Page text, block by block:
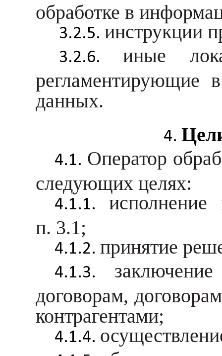
обработке в
инструкции
иные
регламентирующие
данных.
Оператор
следующих целях:
п. 3.1;
принятие
договорам,
контрагентами;